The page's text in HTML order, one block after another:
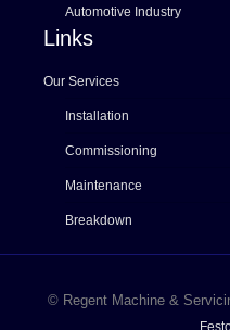
Automotive Industry
Links
Our Services
Installation
Commissioning
Maintenance
Breakdown
© Regent Machine &